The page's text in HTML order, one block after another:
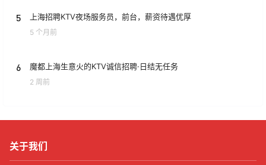
5 上海招聘KTV夜场服务员，前台，薪资待遇优厚
5 个月前
6 魔都上海生意火的KTV诚信招聘·日结无任务
2 周前
关于我们